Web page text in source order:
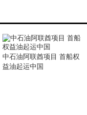
中石油阿联酋项目 首船权
益油起运中国